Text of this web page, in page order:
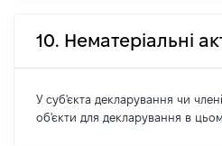
10. Нематеріальні
У суб'єкта декларування чи
об'єкти для декларування в